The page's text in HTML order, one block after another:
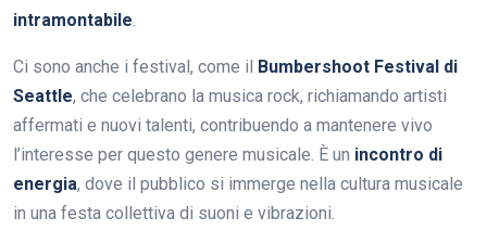
intramontabile.
Ci sono anche i festival, come il
Bumbershoot Festival di
Seattle, che celebrano la musica rock, richiamando artisti
affermati e nuovi talenti, contribuendo a mantenere vivo
l’interesse per questo genere musicale. È un incontro di
energia, dove il pubblico si immerge nella cultura musicale
in una festa collettiva di suoni e vibrazioni.